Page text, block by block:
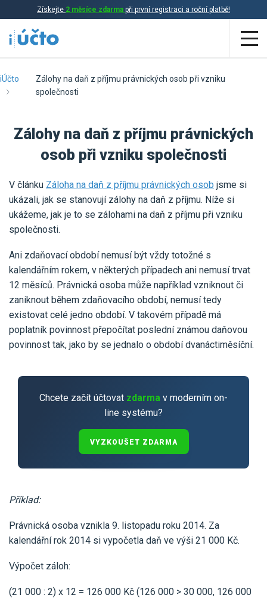
Získejte 2 měsíce zdarma při první registraci a roční platbě!
Aplikace
Daňová evidence
Fakturace
Přehled funkcí
Online účetnictví
Online fakturace
Propojení s bankou
Účetní a manažerské reporty
Ceník a sklady
One Stop Shop (OSS)
Všechny funkce
Ceník
Pro uživatele iÚčto
Poptávka účetních služeb
Ceník účetních služeb
Pro koho je určené
Pro firmy
Pro živnostníky
VYZKOUŠET ZDARMA PŘIHLÁSIT SE
iÚčto
Zálohy na daň z příjmu právnických osob při vzniku
společnosti
Zálohy na daň z příjmu právnických
osob při vzniku společnosti
V článku Záloha na daň z příjmu právnických osob jsme si
ukázali, jak se stanovují zálohy na daň z příjmu. Níže si
ukážeme, jak je to se zálohami na daň z příjmu při vzniku
společnosti.
Ani zdaňovací období nemusí být vždy totožné s
kalendářním rokem, v některých případech ani nemusí trvat
12 měsíců. Právnická osoba může například vzniknout či
zaniknout během zdaňovacího období, nemusí tedy
existovat celé jedno období. V takovém případě má
poplatník povinnost přepočítat poslední známou daňovou
povinnost tak, jako by se jednalo o období dvanáctiměsíční.
Chcete začít účtovat zdarma v moderním on-
line systému?
VYZKOUŠET ZDARMA
Příklad:
Právnická osoba vznikla 9. listopadu roku 2014. Za
kalendářní rok 2014 si vypočetla daň ve výši 21 000 Kč.
Výpočet záloh:
(21 000 : 2) x 12 = 126 000 Kč (126 000 > 30 000, 126 000